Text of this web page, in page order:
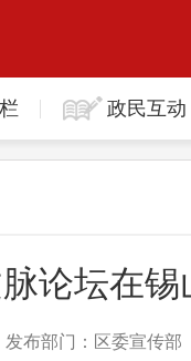
政民互动
论坛在锡
布部门：区委宣传部